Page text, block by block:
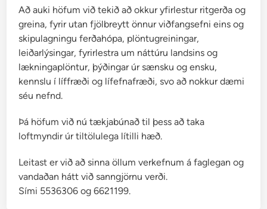
Að auki höfum við tekið að okkur yfirlestur ritgerða og
greina, fyrir utan fjölbreytt önnur viðfangsefni eins og
skipulagningu ferðahópa, plöntugreiningar,
leiðarlýsingar, fyrirlestra um náttúru landsins og
lækningaplöntur, þýðingar úr sænsku og ensku,
kennslu í líffræði og lífefnafræði, svo að nokkur dæmi
séu nefnd.
Þá höfum við nú tækjabúnað til þess að taka
loftmyndir úr tiltölulega lítilli hæð.
Leitast er við að sinna öllum verkefnum á faglegan og
vandaðan hátt við sanngjörnu verði.
Sími 5536306 og 6621199.